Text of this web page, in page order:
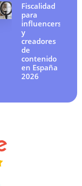
Fiscalidad
para
influencers
y
creadores
de
contenido
en España
2026